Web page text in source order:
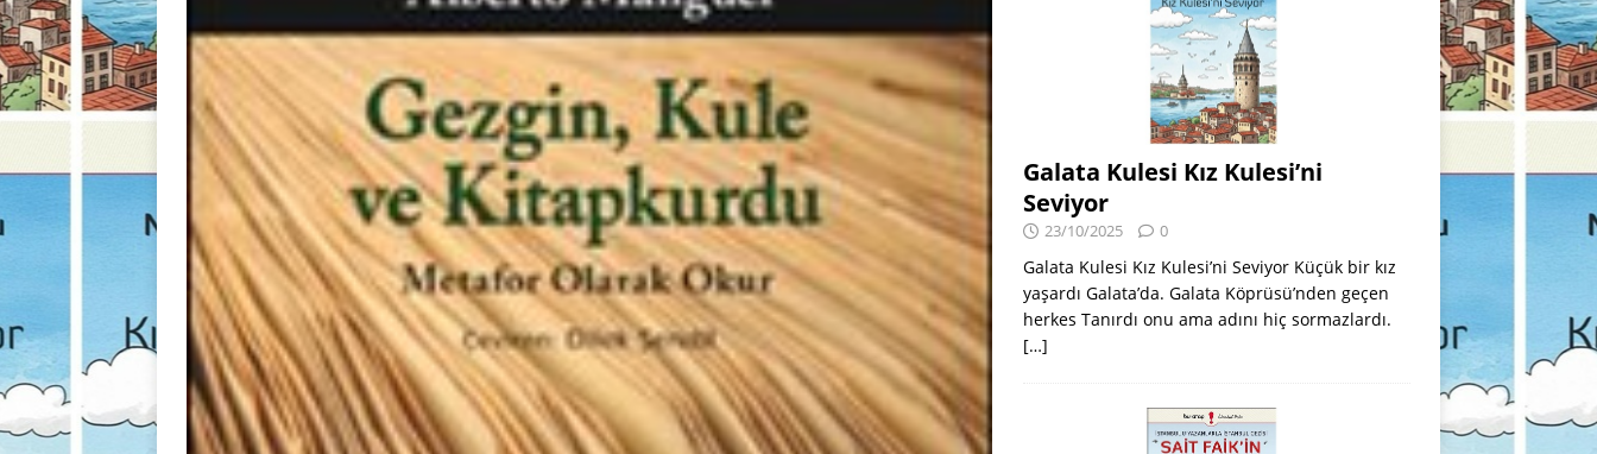
Galata Kulesi Kız Kulesi’ni
Seviyor
23/10/2025 0
Galata Kulesi Kız Kulesi’ni Seviyor Küçük bir kız
yaşardı Galata’da. Galata Köprüsü’nden geçen
herkes Tanırdı onu ama adını hiç sormazlardı.
[…]